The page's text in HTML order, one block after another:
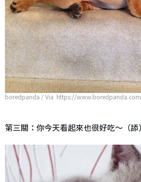
boredpanda / Via https://www.boredpanda.com
第三關：你今天看起來也很好吃～（